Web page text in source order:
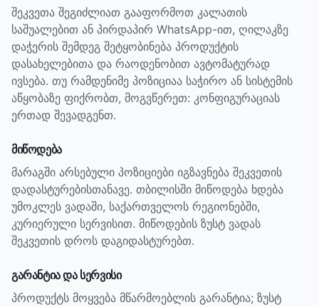
შეკვეთა შეგიძლიათ გააფორმოთ კალათის
საშუალებით ან პირდაპირ WhatsApp-ით, ღილაკზე
დაჭერის შემდეგ შეტყობინება პროდუქტის
დასახელებითა და რაოდენობით ავტომატურად
ივსება. თუ რამდენიმე პოზიციაა საჭირო ან სისტემის
აწყობაზე ფიქრობთ, მოგვწერეთ: კონფიგურაციას
ერთად შევადგენთ.
მიწოდება
მარაგში არსებული პოზიციები იგზავნება შეკვეთის
დადასტურებისთანავე. თბილისში მიწოდება ხდება
უმოკლეს ვადაში, საქართველოს რეგიონებში,
კურიერული სერვისით. მიწოდების ზუსტ ვადას
შეკვეთის დროს დაგიდასტურებთ.
გარანტია და სერვისი
პროდუქტს მოყვება მწარმოებლის გარანტია; ზუსტ